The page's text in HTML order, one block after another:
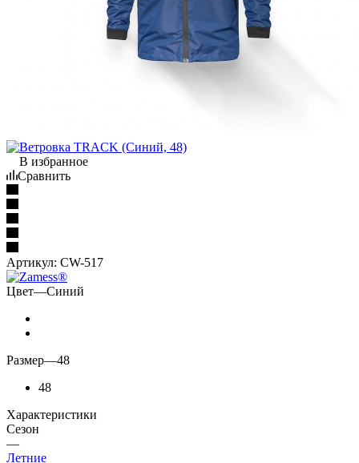
В избранное
Сравнить
Артикул: CW-517
Цвет—Синий
Размер—48
48
Характеристики
Сезон
—
Летние